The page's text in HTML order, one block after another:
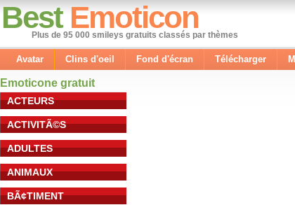
Best Emoticon
Plus de 95 000 smileys gratuits classés par thèmes
Avatar Clins d'oeil Fond d'écran Télécharger
Emoticone gratuit
ACTEURS
ACTIVITÃ©S
ADULTES
ANIMAUX
BÃ¢TIMENT